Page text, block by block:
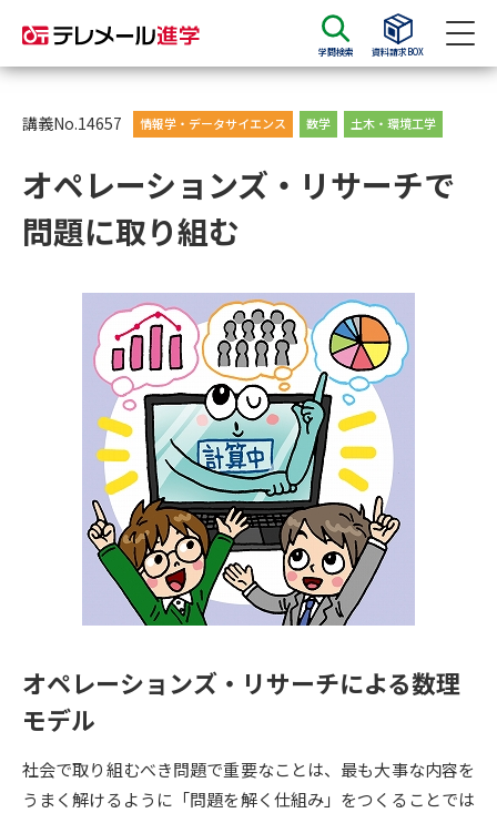
学問検索 資料請求BOX
資料請求 資料検索
大学・短大の資料種類から請求
総合型選抜・学校推薦型選抜 募
集要項＆願書
大学入学共通テスト利用選抜の
募集要項＆願書
大学・短大以外の資料から請求
専門学校の資料請求 大学院の資料請求
留学・進学関連、塾・予備校
大学入学共通テスト「受験案
内」の請求
大学入学共通テスト「受験上の
配慮案内」の請求
高等学校卒業程度認定試験
幼稚園教員資格認定試験 小学校教員資格認定試験
高等学校（情報）教員資格認定
講義No.14657 情報学・データサイエンス 数学 土木・環境工学
オペレーションズ・リサーチで
問題に取り組む
オペレーションズ・リサーチによる数理
モデル
社会で取り組むべき問題で重要なことは、最も大事な内容を
うまく解けるように「問題を解く仕組み」をつくることでは